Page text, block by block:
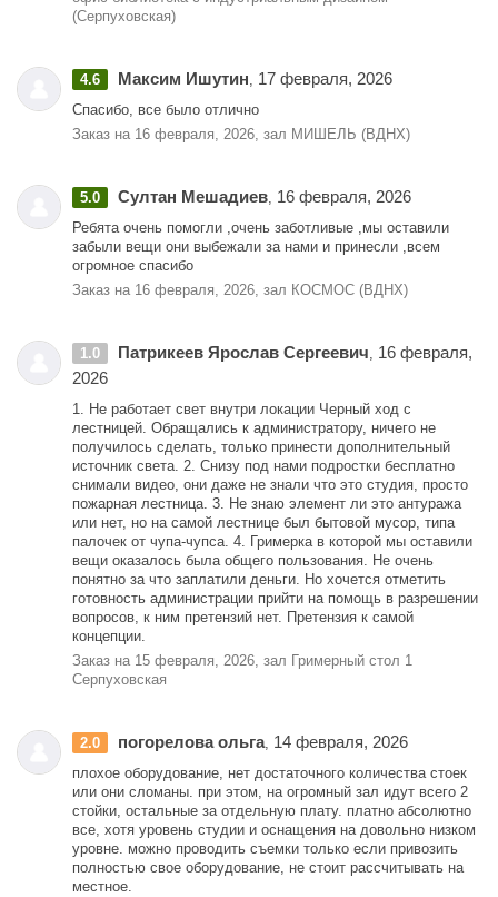
(Серпуховская)
4.6 Максим Ишутин, 17 февраля, 2026
Спасибо, все было отлично
Заказ на 16 февраля, 2026, зал МИШЕЛЬ (ВДНХ)
5.0 Султан Мешадиев, 16 февраля, 2026
Ребята очень помогли ,очень заботливые ,мы оставили
забыли вещи они выбежали за нами и принесли ,всем
огромное спасибо
Заказ на 16 февраля, 2026, зал КОСМОС (ВДНХ)
1.0 Патрикеев Ярослав Сергеевич, 16 февраля,
2026
1. Не работает свет внутри локации Черный ход с
лестницей. Обращались к администратору, ничего не
получилось сделать, только принести дополнительный
источник света. 2. Снизу под нами подростки бесплатно
снимали видео, они даже не знали что это студия, просто
пожарная лестница. 3. Не знаю элемент ли это антуража
или нет, но на самой лестнице был бытовой мусор, типа
палочек от чупа-чупса. 4. Гримерка в которой мы оставили
вещи оказалось была общего пользования. Не очень
понятно за что заплатили деньги. Но хочется отметить
готовность администрации прийти на помощь в разрешении
вопросов, к ним претензий нет. Претензия к самой
концепции.
Заказ на 15 февраля, 2026, зал Гримерный стол 1
Серпуховская
2.0 погорелова ольга, 14 февраля, 2026
плохое оборудование, нет достаточного количества стоек
или они сломаны. при этом, на огромный зал идут всего 2
стойки, остальные за отдельную плату. платно абсолютно
все, хотя уровень студии и оснащения на довольно низком
уровне. можно проводить съемки только если привозить
полностью свое оборудование, не стоит рассчитывать на
местное.